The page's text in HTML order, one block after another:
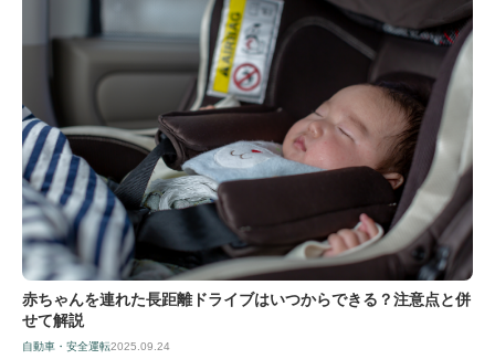
赤ちゃんを連れた長距離ドライブはいつからできる？注意点と併
せて解説
自動車・安全運転2025.09.24